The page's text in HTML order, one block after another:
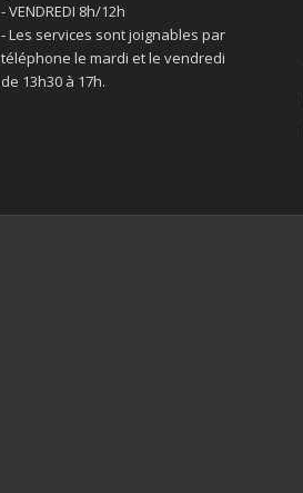
- VENDREDI 8h/12h
- Les services sont joignables par
téléphone le mardi et le vendredi
de 13h30 à 17h.